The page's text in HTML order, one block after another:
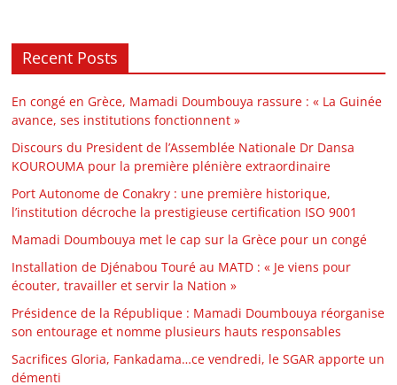
Recent Posts
En congé en Grèce, Mamadi Doumbouya rassure : « La Guinée
avance, ses institutions fonctionnent »
Discours du President de l’Assemblée Nationale Dr Dansa
KOUROUMA pour la première plénière extraordinaire
Port Autonome de Conakry : une première historique,
l’institution décroche la prestigieuse certification ISO 9001
Mamadi Doumbouya met le cap sur la Grèce pour un congé
Installation de Djénabou Touré au MATD : « Je viens pour
écouter, travailler et servir la Nation »
Présidence de la République : Mamadi Doumbouya réorganise
son entourage et nomme plusieurs hauts responsables
Sacrifices Gloria, Fankadama…ce vendredi, le SGAR apporte un
démenti